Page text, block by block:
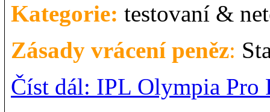
Kategorie: testovaní &
Zásady vrácení peněz:
Číst dál: IPL Olympia Pro